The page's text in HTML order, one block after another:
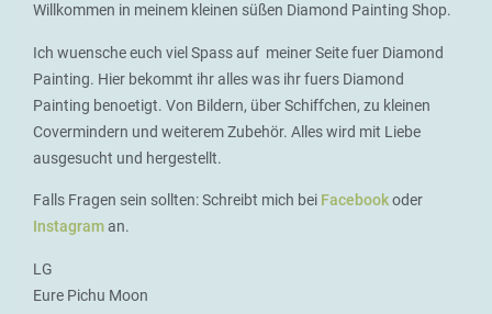
Willkommen in meinem kleinen süßen Diamond Painting Shop.
Ich wuensche euch viel Spass auf meiner Seite fuer Diamond
Painting. Hier bekommt ihr alles was ihr fuers Diamond
Painting benoetigt. Von Bildern, über Schiffchen, zu kleinen
Covermindern und weiterem Zubehör. Alles wird mit Liebe
ausgesucht und hergestellt.
Falls Fragen sein sollten: Schreibt mich bei Facebookoder
Instagraman.
LG
Eure Pichu Moon